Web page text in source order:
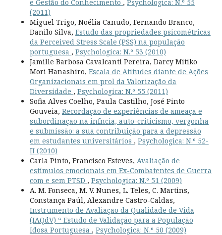
e Gestão do Conhecimento , Psychologica: N.º 55
(2011)
Miguel Trigo, Noélia Canudo, Fernando Branco,
Danilo Silva, Estudo das propriedades psicométricas
da Perceived Stress Scale (PSS) na população
portuguesa , Psychologica: N.º 53 (2010)
Jamille Barbosa Cavalcanti Pereira, Darcy Mitiko
Mori Hanashiro, Escala de Atitudes diante de Ações
Organizacionais em prol da Valorização da
Diversidade , Psychologica: N.º 55 (2011)
Sofia Alves Coelho, Paula Castilho, José Pinto
Gouveia, Recordação de experiências de ameaça e
subordinação na infncia, auto-criticismo, vergonha
e submissão: a sua contribuição para a depressão
em estudantes universitários , Psychologica: N.º 52-
II (2010)
Carla Pinto, Francisco Esteves, Avaliação de
estímulos emocionais em Ex-Combatentes de Guerra
com e sem PTSD , Psychologica: N.º 51 (2009)
A. M. Fonseca, M. V. Nunes, L. Teles, C. Martins,
Constança Paúl, Alexandre Castro-Caldas,
Instrumento de Avaliação da Qualidade de Vida
(IAQdV) “ Estudo de Validação para a População
Idosa Portuguesa , Psychologica: N.º 50 (2009)